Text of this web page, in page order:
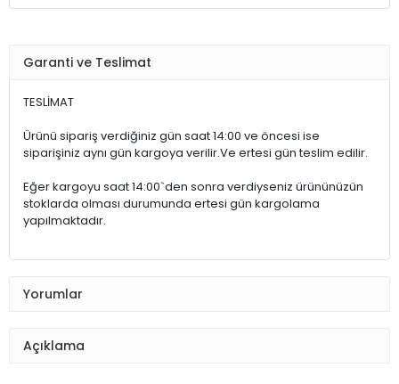
Garanti ve Teslimat
TESLİMAT
Ürünü sipariş verdiğiniz gün saat 14:00 ve öncesi ise
siparişiniz aynı gün kargoya verilir.Ve ertesi gün teslim edilir.
Eğer kargoyu saat 14:00`den sonra verdiyseniz ürününüzün
stoklarda olması durumunda ertesi gün kargolama
yapılmaktadır.
Yorumlar
Açıklama